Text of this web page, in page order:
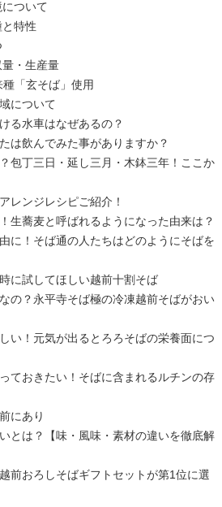
ついて
特性
・生産量
「玄そば」使用
について
る水車はなぜあるの？
は飲んでみた事がありますか？
包丁三日・延し三月・木鉢三年！ここか
レンジレシピご紹介！
生蕎麦と呼ばれるようになった由来は？
に！そば通の人たちはどのようにそばを
に試してほしい越前十割そば
の？永平寺そば極の冷凍越前そばがおい
い！元気が出るとろろそばの栄養面につ
ておきたい！そばに含まれるルチンの存
にあり
とは？【味・風味・素材の違いを徹底解
前おろしそばギフトセットが第1位に選